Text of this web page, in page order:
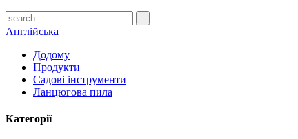
Англійська
Додому
Продукти
Садові інструменти
Ланцюгова пила
Категорії